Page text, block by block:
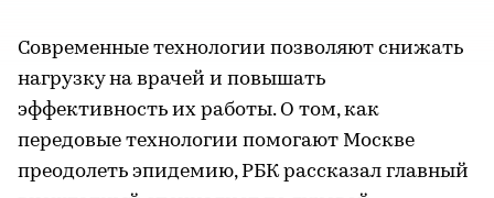
Современные технологии позволяют снижать
нагрузку на врачей и повышать
эффективность их работы. О том, как
передовые технологии помогают Москве
преодолеть эпидемию, РБК рассказал главный